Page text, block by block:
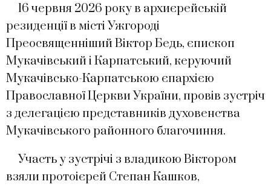
16 червня 2026 року в архиєрейській
резиденції в місті Ужгороді
Преосвященніший Віктор Бедь, єпископ
Мукачівський і Карпатський, керуючий
Мукачівсько-Карпатською єпархією
Православної Церкви України, провів зустріч
з делегацією представників духовенства
Мукачівського районного благочиння.
Участь у зустрічі з владикою Віктором
взяли протоієрей Степан Кашков,